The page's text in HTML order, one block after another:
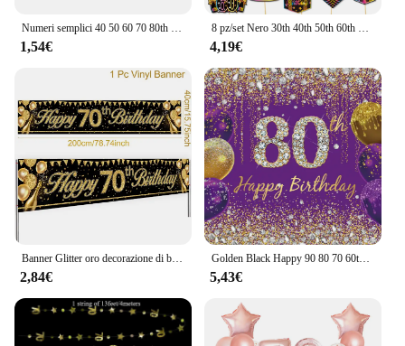
1,54€ 4,19€
2,84€
Golden Black Happy 90 80 70 60th Birthday Background Adult Birthday Party Decor Banner fotografia sfondo Photo Studio puntelli
5,43€